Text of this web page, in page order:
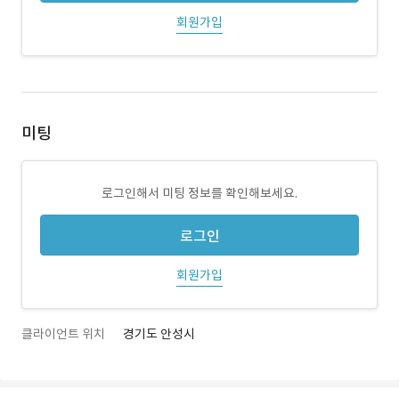
회원가입
미팅
로그인해서 미팅 정보를 확인해보세요.
로그인
회원가입
클라이언트 위치 경기도 안성시